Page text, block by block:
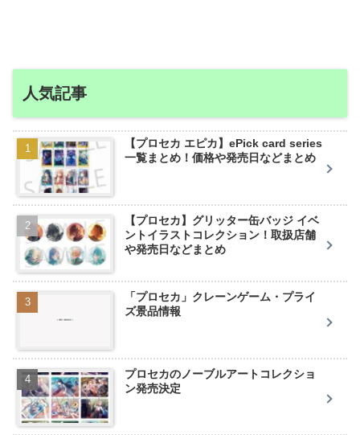
人気記事
【プロセカ エピカ】ePick card series
一覧まとめ！価格や発売日などまとめ
【プロセカ】グリッター缶バッジ イベ
ントイラストコレクション！取扱店舗
や発売日などまとめ
「プロセカ」クレーンゲーム・プライ
ズ景品情報
プロセカのノーブルアートコレクショ
ン発売決定